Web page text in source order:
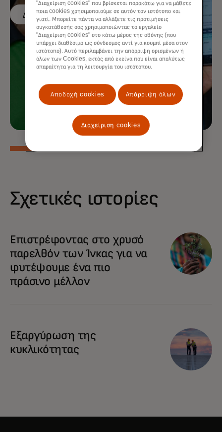
Διαβάστε περισσότερα
Σχετικές ιστορίες
Επιστρέφοντας στο χρυσό
παρελθόν των Ίνκας για να
φυτέψουμε ένα πιο
πράσινο μέλλον
Εξαργύρωση της
κυκλικότητας
"Διαχείριση cookies" που βρίσκεται παρακάτω για να μάθετε
ποια cookies χρησιμοποιούμε σε αυτόν τον ιστότοπο και
γιατί. Μπορείτε πάντα να αλλάξετε τις προτιμήσεις
συγκατάθεσής σας χρησιμοποιώντας το εργαλείο
"Διαχείριση cookies" στο κάτω μέρος της οθόνης (που
υπάρχει διαθέσιμο ως σύνδεσμος αντί για κουμπί μέσα στον
ιστότοπο). Αυτό περιλαμβάνει την απόρριψη ορισμένων ή
όλων των Cookies, εκτός από εκείνα που είναι απολύτως
απαραίτητα για τη λειτουργία του ιστότοπου.
Αποδοχή cookies Απόρριψη όλων
Διαχείριση cookies